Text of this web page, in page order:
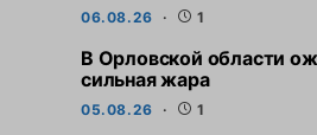
06.08.26 1
В Орловской области
сильная жара
05.08.26 1